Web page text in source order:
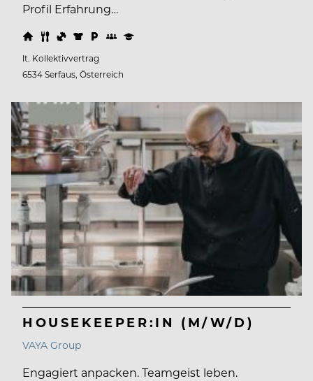
Profil Erfahrung…
lt. Kollektivvertrag
6534 Serfaus, Österreich
HOUSEKEEPER:IN (M/W/D)
VAYA Group
Engagiert anpacken. Teamgeist leben.